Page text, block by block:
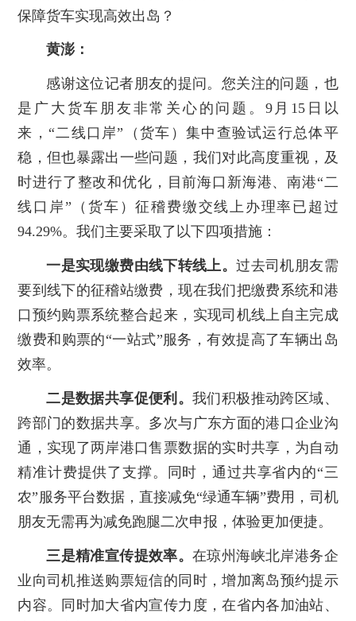
保障货车实现高效出岛？
黄澎：
感谢这位记者朋友的提问。您关注的问题，也
是广大货车朋友非常关心的问题。9月15日以
来，“二线口岸”（货车）集中查验试运行总体平
稳，但也暴露出一些问题，我们对此高度重视，及
时进行了整改和优化，目前海口新海港、南港“二
线口岸”（货车）征稽费缴交线上办理率已超过
94.29%。我们主要采取了以下四项措施：
一是实现缴费由线下转线上。过去司机朋友需
要到线下的征稽站缴费，现在我们把缴费系统和港
口预约购票系统整合起来，实现司机线上自主完成
缴费和购票的“一站式”服务，有效提高了车辆出岛
效率。
二是数据共享促便利。我们积极推动跨区域、
跨部门的数据共享。多次与广东方面的港口企业沟
通，实现了两岸港口售票数据的实时共享，为自动
精准计费提供了支撑。同时，通过共享省内的“三
农”服务平台数据，直接减免“绿通车辆”费用，司机
朋友无需再为减免跑腿二次申报，体验更加便捷。
三是精准宣传提效率。在琼州海峡北岸港务企
业向司机推送购票短信的同时，增加离岛预约提示
内容。同时加大省内宣传力度，在省内各加油站、